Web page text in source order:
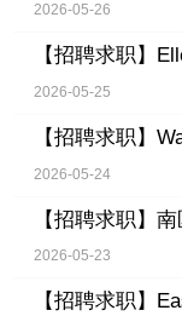
2026-05-26
【招聘求职】
2026-05-25
【招聘求职】
2026-05-24
【招聘求职】 南
2026-05-23
【招聘求职】